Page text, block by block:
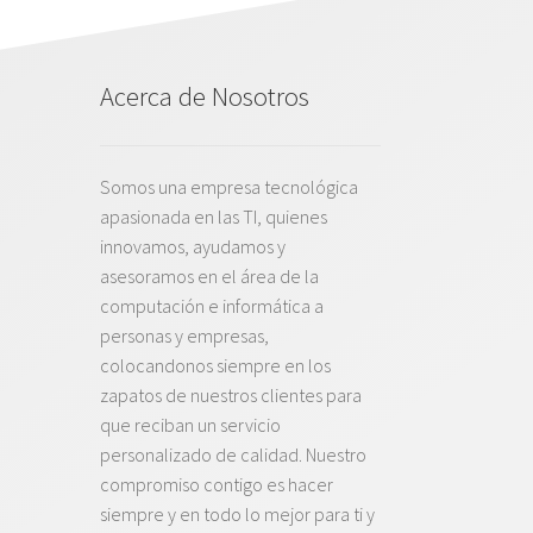
Acerca de Nosotros
Somos una empresa tecnológica
apasionada en las TI, quienes
innovamos, ayudamos y
asesoramos en el área de la
computación e informática a
personas y empresas,
colocandonos siempre en los
zapatos de nuestros clientes para
que reciban un servicio
personalizado de calidad. Nuestro
compromiso contigo es hacer
siempre y en todo lo mejor para ti y